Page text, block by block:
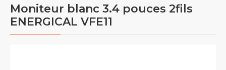
Moniteur blanc 3.4 pouces 2fils
ENERGICAL VFE11